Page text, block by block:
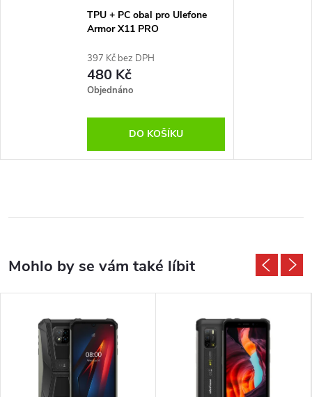
TPU + PC obal pro Ulefone
Armor X11 PRO
397 Kč bez DPH
480 Kč
Objednáno
DO KOŠÍKU